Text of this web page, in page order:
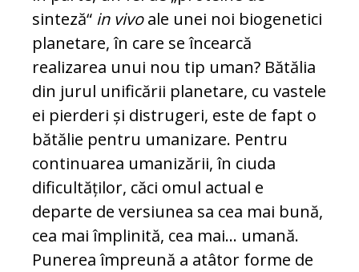
sinteză“ in vivoale unei noi biogenetici
pla­netare, în care se încearcă
realizarea unui nou tip uman? Bătălia
din jurul uni­fi­cării planetare, cu vastele
ei pier­deri și distrugeri, este de fapt o
bătălie pen­tru umanizare. Pentru
continuarea uma­nizării, în ciuda
dificultăților, căci omul actual e
departe de versiunea sa cea mai bună,
cea mai împlinită, cea mai... uma­nă.
Punerea împreună a atâtor forme de